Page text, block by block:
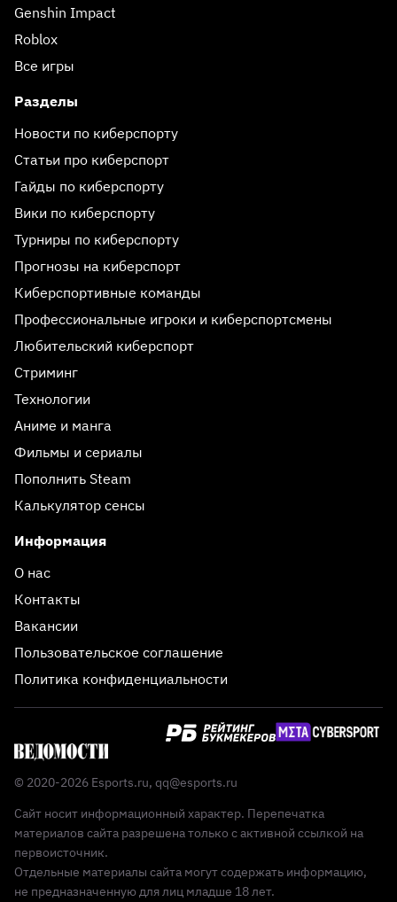
Genshin Impact
Roblox
Все игры
Разделы
Новости по киберспорту
Статьи про киберспорт
Гайды по киберспорту
Вики по киберспорту
Турниры по киберспорту
Прогнозы на киберспорт
Киберспортивные команды
Профессиональные игроки и киберспортсмены
Любительский киберспорт
Стриминг
Технологии
Аниме и манга
Фильмы и сериалы
Пополнить Steam
Калькулятор сенсы
Информация
О нас
Контакты
Вакансии
Пользовательское соглашение
Политика конфиденциальности
© 2020-2026 Esports.ru, qq@esports.ru
Сайт носит информационный характер. Перепечатка
материалов сайта разрешена только с активной ссылкой на
первоисточник.
Отдельные материалы сайта могут содержать информацию,
не предназначенную для лиц младше 18 лет.